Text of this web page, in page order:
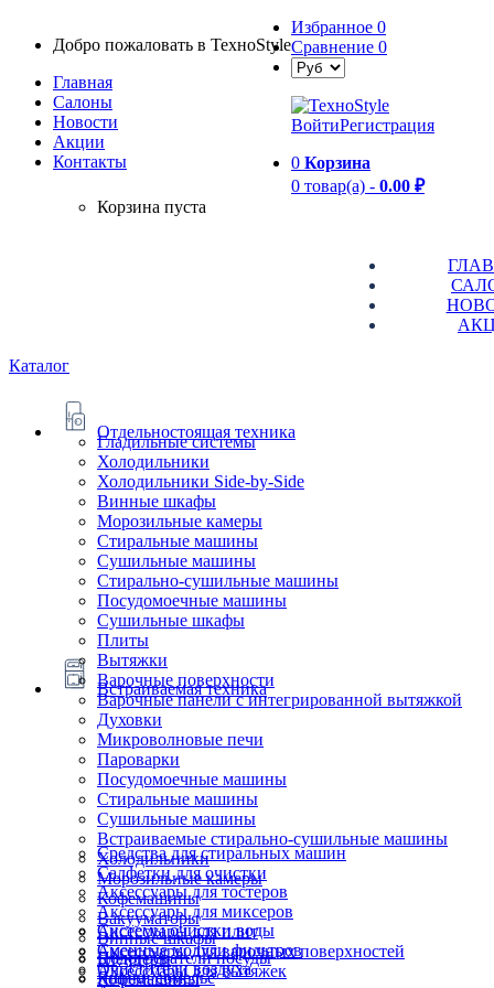
Добро пожаловать в TexноStyle
Главная
Салоны
Новости
Aкции
Контакты
Избранное 0
Сравнение 0
ВойтиРегистрация
0 Корзина
0 товар(а) - 0.00 ₽
Корзина пуста
Каталог
Отдельностоящая техника
Гладильные системы
Холодильники
Холодильники Side-by-Side
Винные шкафы
Морозильные камеры
Стиральные машины
Сушильные машины
Стирально-сушильные машины
Посудомоечные машины
Сушильные шкафы
Плиты
Встраиваемая техника
Вытяжки
Варочные поверхности
Варочные панели с интегрированной вытяжкой
Духовки
Микроволновые печи
Пароварки
Посудомоечные машины
Стиральные машины
Сушильные машины
Встраиваемые стирально-сушильные машины
Холодильники
Морозильные камеры
Кофемашины
Вакууматоры
Винные шкафы
Подогреватели посуды
Ящики сомелье
Блендеры
Кофемашины
Очистители воздуха
Системы очистки воды
Сменные модули фильтров
Аксессуары для тостеров
Аксессуары для миксеров
Аксессуары для плит
Аксессуары для варочных поверхностей
Аксессуары для вытяжек
Средства для стиральных машин
Салфетки для очистки